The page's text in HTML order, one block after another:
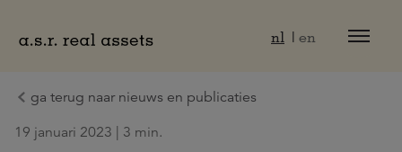
nl en
ga terug naar nieuws en publicaties
19 januari 2023 | 3 min.